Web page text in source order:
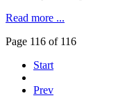
Read more ...
Page 116 of 116
Start
Prev